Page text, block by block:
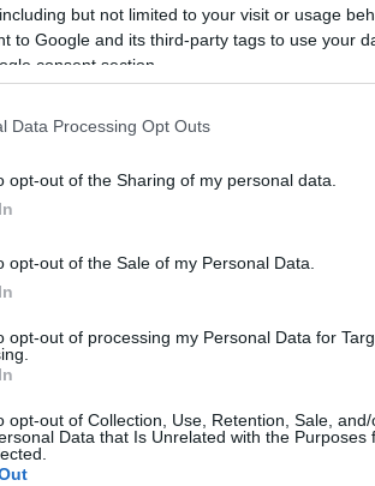
but not limited to your visit or usage
to Google and its third-party tags to use your
consent section.
Data Processing Opt Outs
opt-out of the Sharing of my personal data.
opt-out of the Sale of my Personal Data.
opt-out of processing my Personal Data for
opt-out of Collection, Use, Retention, Sale,
Data that Is Unrelated with the Purposes